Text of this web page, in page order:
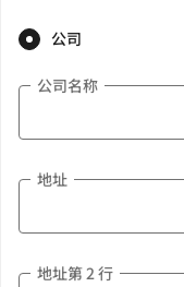
公司
公司名称
地址
地址第 2 行